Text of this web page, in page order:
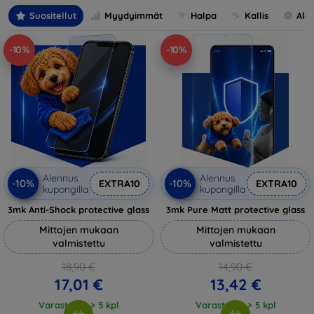
Suositellut Myydyimmät Halpa Kallis
-10%
-10%
Alennus
kupongilla
EXTRA10
3mk Anti-Shock protective glass
Mittojen mukaan
valmistettu
18,90 €
17,01 €
Varastossa > 5 kpl
-10%
-10%
Alennus
kupongilla
EXTRA10
3mk Pure Matt protective glass
Mittojen mukaan
valmistettu
14,90 €
13,42 €
Varastossa > 5 kpl